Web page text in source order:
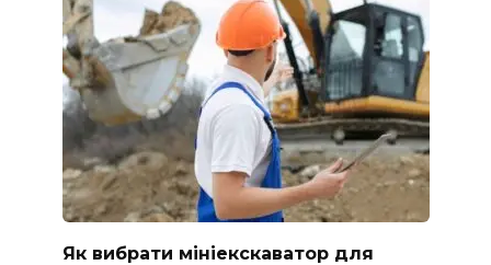
Як вибрати мініекскаватор для